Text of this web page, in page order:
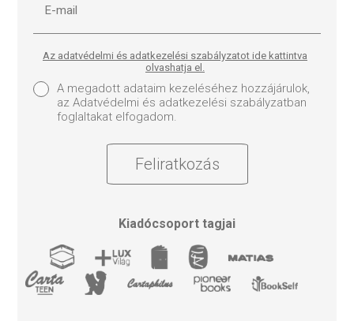
Az adatvédelmi és adatkezelési szabályzatot ide kattintva
olvashatja el.
A megadott adataim kezeléséhez hozzájárulok,
az Adatvédelmi és adatkezelési szabályzatban
foglaltakat elfogadom.
Feliratkozás
Kiadócsoport tagjai